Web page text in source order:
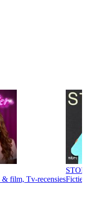
film, Tv-recensiesFictie